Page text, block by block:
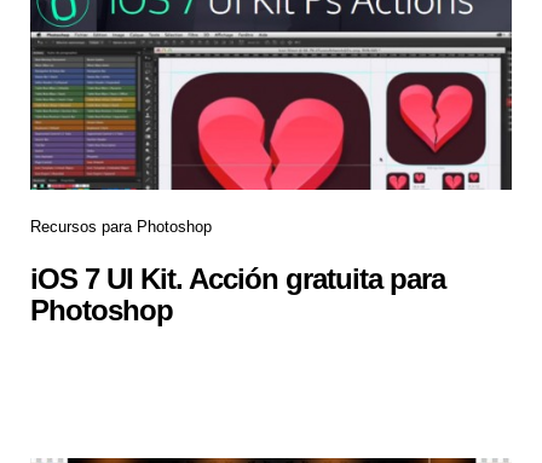
Recursos para Photoshop
iOS 7 UI Kit. Acción gratuita para
Photoshop